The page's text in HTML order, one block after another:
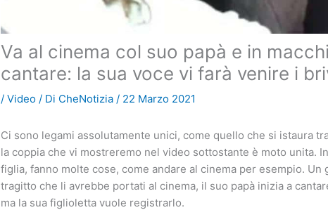
Va al cinema col suo papà e in
cantare: la sua voce vi farà venire i
/ Video / Di CheNotizia / 22 Marzo 2021
Ci sono legami assolutamente unici, come quello che si istaura
la coppia che vi mostreremo nel video sottostante è moto unita.
figlia, fanno molte cose, come andare al cinema per esempio.
tragitto che li avrebbe portati al cinema, il suo papà inizia a
ma la sua figlioletta vuole registrarlo.